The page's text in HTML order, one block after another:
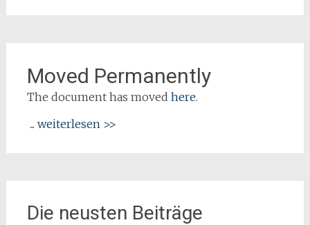
Moved Permanently
The document has moved here.
... weiterlesen >>
Die neusten Beiträge